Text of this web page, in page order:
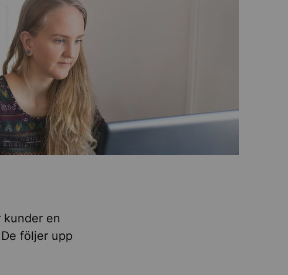
kunder en
följer upp